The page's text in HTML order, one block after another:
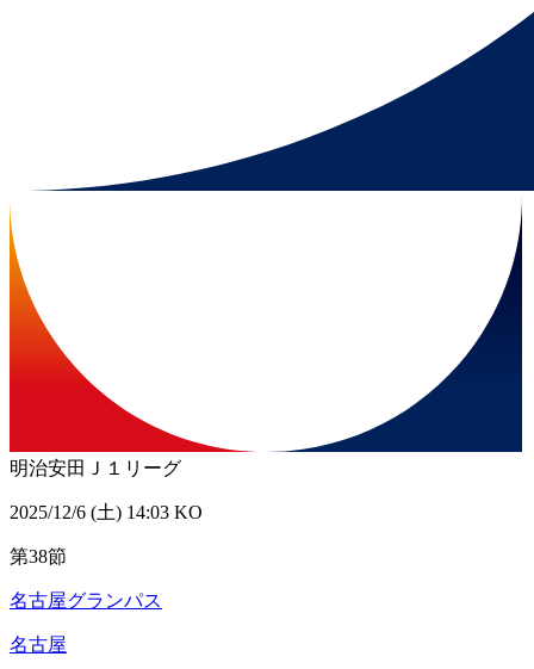
明治安田Ｊ１リーグ
2025/12/6 (土) 14:03 KO
第38節
名古屋グランパス
名古屋